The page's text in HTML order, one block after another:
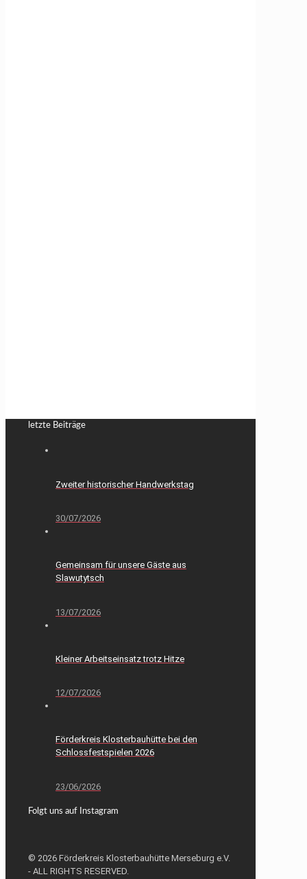
letzte Beiträge
Zweiter historischer Handwerkstag
30/07/2026
Gemeinsam für unsere Gäste aus
Slawutytsch
13/07/2026
Kleiner Arbeitseinsatz trotz Hitze
12/07/2026
Förderkreis Klosterbauhütte bei den
Schlossfestspielen 2026
23/06/2026
Folgt uns auf Instagram
© 2026 Förderkreis Klosterbauhütte Merseburg e.V.
- ALL RIGHTS RESERVED.